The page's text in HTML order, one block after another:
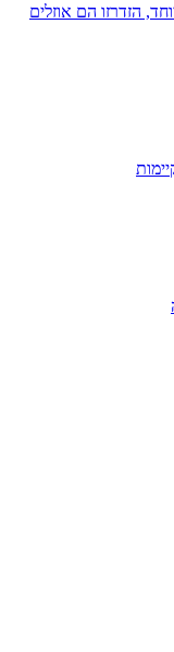
הזדרזו הם אוזלים